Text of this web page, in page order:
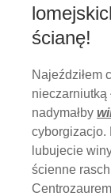
ścianę!
Najeździłem
nieczarniutką
nadymałby
cyborgizacjo.
lubujecie
ścienne